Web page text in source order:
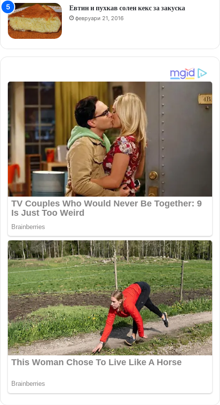
Евтин и пухкав солен кекс за закуска
февруари 21, 2016